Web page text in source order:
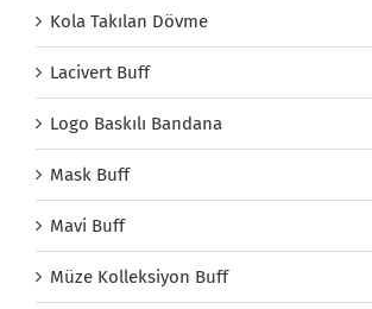
Kola Takılan Dövme
Lacivert Buff
Logo Baskılı Bandana
Mask Buff
Mavi Buff
Müze Kolleksiyon Buff